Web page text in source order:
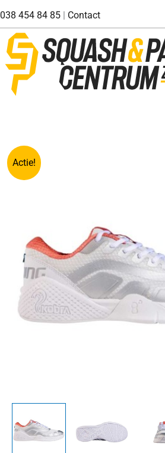
Ga
naar
de
inhoud
038 454 84 85 | Contact
Actie!